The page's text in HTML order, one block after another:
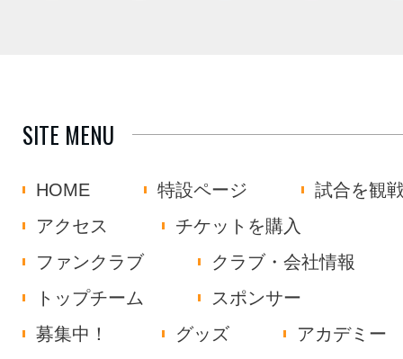
SITE MENU
HOME 特設ページ
試合を観
アクセス
チケットを購入
ファンクラブ
クラブ・会社情報
トップチーム
スポンサー
募集中！
グッズ
アカデミー